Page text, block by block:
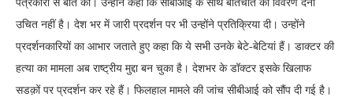
पत्रकारों से बात की। उन्होंने कहा कि सीबीआई के साथ बातचीत का विवरण देना
उचित नहीं है। देश भर में जारी प्रदर्शन पर भी उन्होंने प्रतिक्रिया दी। उन्होंने
प्रदर्शनकारियों का आभार जताते हुए कहा कि ये सभी उनके बेटे-बेटियां हैं। डाक्टर की
हत्या का मामला अब राष्ट्रीय मुद्दा बन चुका है। देशभर के डॉक्टर इसके खिलाफ
सडक़ों पर प्रदर्शन कर रहे हैं। फिलहाल मामले की जांच सीबीआई को सौंप दी गई है।